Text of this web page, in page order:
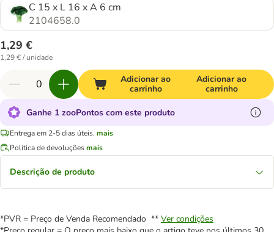
C 15 x L 16 x A 6 cm
2104658.0
1,29 €
1,29 € / unidade
Adicionar ao
carrinho
Adicionar ao
carrinho
Ganhe 1 zooPontos com este produto
Entrega em 2-5 dias úteis. mais
Política de devoluçõesmais
Descrição de produto
*PVR = Preço de Venda Recomendado ** Ver condições